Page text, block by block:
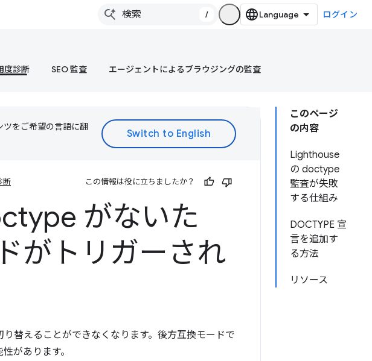
/ ログイン
度診断 SEO 監査 エージェントによるブラウジングの監査
このページ
の内容
Lighthouse
の doctype
監査が失敗
する仕組み
DOCTYPE 宣
言を追加す
る方法
リソース
ツをご希望の言語に翻
断 この情報は役に立ちましたか？
がないた
がトリガーされ
り替えることができなくなります。後方互換モードで
性があります。